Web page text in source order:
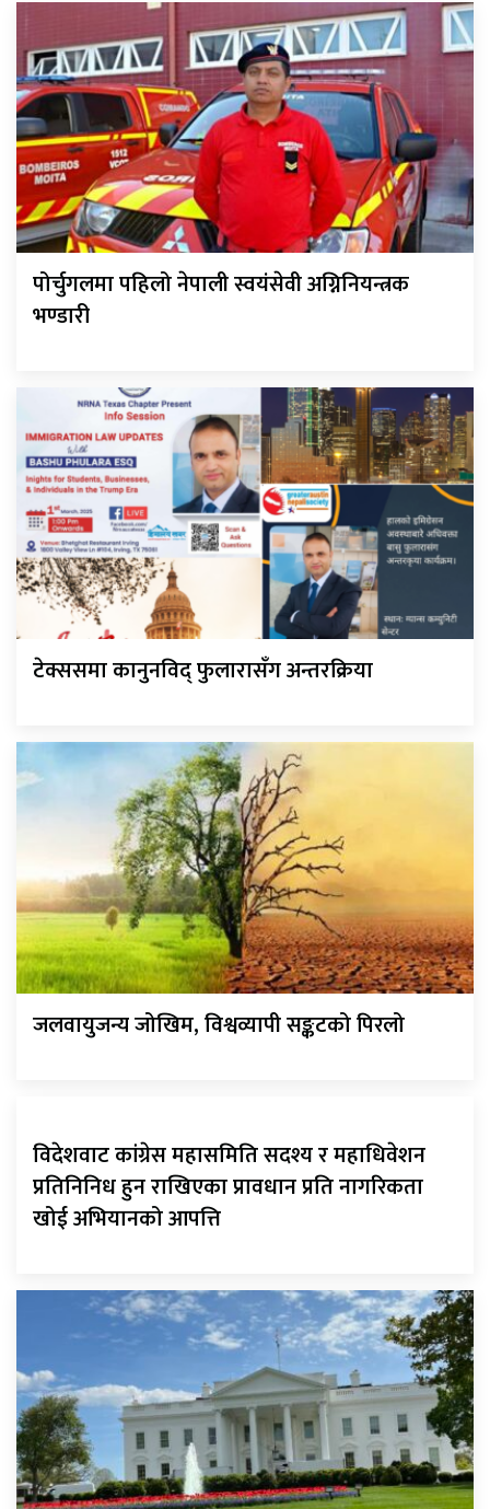
पोर्चुगलमा पहिलो नेपाली स्वयंसेवी अग्निनियन्त्रक
भण्डारी
टेक्ससमा कानुनविद् फुलारासँग अन्तरक्रिया
जलवायुजन्य जोखिम, विश्वव्यापी सङ्कटको पिरलो
विदेशवाट कांग्रेस महासमिति सदश्य र महाधिवेशन
प्रतिनिनिध हुन राखिएका प्रावधान प्रति नागरिकता
खोई अभियानको आपत्ति